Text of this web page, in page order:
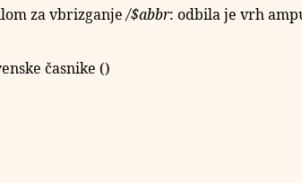
za vbrizganje/$abbr: odbila je vrh
časnike ()